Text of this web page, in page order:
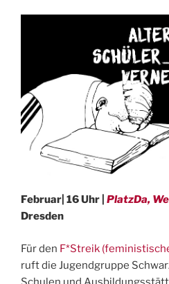
Februar| 16 Uhr | PlatzDa,
Dresden
Für den F*Streik
ruft die Jugendgruppe